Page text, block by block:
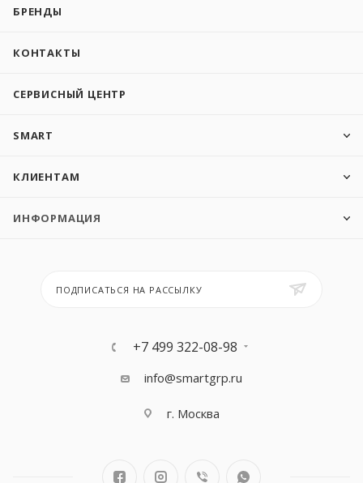
БРЕНДЫ
КОНТАКТЫ
СЕРВИСНЫЙ ЦЕНТР
SMART
КЛИЕНТАМ
ИНФОРМАЦИЯ
ПОДПИСАТЬСЯ НА РАССЫЛКУ
+7 499 322-08-98
info@smartgrp.ru
г. Москва